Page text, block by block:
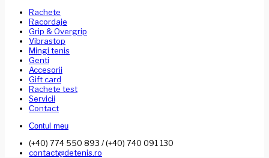
Rachete
Racordaje
Grip & Overgrip
Vibrastop
Mingi tenis
Genti
Accesorii
Gift card
Rachete test
Servicii
Contact
Contul meu
(+40) 774 550 893 / (+40) 740 091 130
contact@detenis.ro